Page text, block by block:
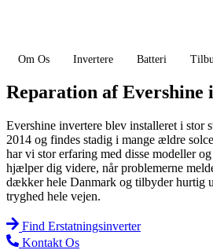
Om Os Invertere Batteri
Reparation af Evershine
Evershine invertere blev installeret i stor
2014 og findes stadig i mange ældre
har vi stor erfaring med disse modeller
hjælper dig videre, når problemerne
dækker hele Danmark og tilbyder hurtig
tryghed hele vejen.
Find Erstatningsinverter
Kontakt Os